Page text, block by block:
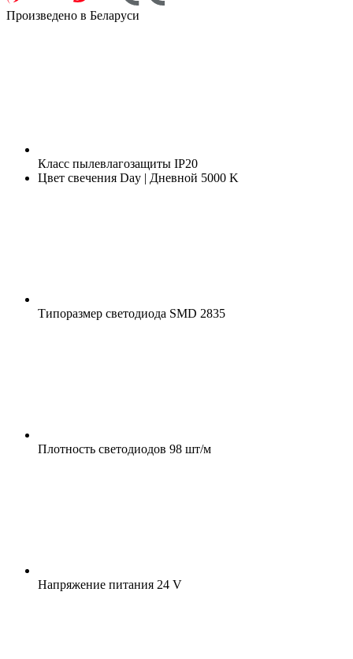
Произведено в Беларуси
Класс пылевлагозащиты IP20
Цвет свечения Day | Дневной 5000 K
Типоразмер светодиода SMD 2835
Плотность светодиодов 98 шт/м
Напряжение питания 24 V